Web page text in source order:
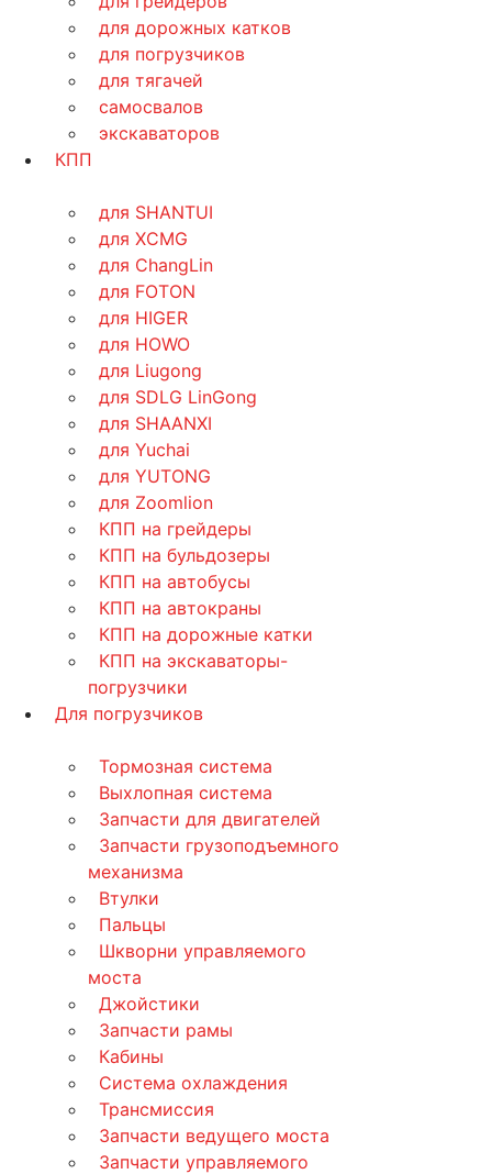
для дорожных катков
для погрузчиков
для тягачей
самосвалов
экскаваторов
КПП
для SHANTUI
для XCMG
для ChangLin
для FOTON
для HIGER
для HOWO
для Liugong
для SDLG LinGong
для SHAANXI
для Yuchai
для YUTONG
для Zoomlion
КПП на грейдеры
КПП на бульдозеры
КПП на автобусы
КПП на автокраны
КПП на дорожные катки
КПП на экскаваторы-
погрузчики
Для погрузчиков
Тормозная система
Выхлопная система
Запчасти для двигателей
Запчасти грузоподъемного
механизма
Втулки
Пальцы
Шкворни управляемого
моста
Джойстики
Запчасти рамы
Кабины
Система охлаждения
Трансмиссия
Запчасти ведущего моста
Запчасти управляемого